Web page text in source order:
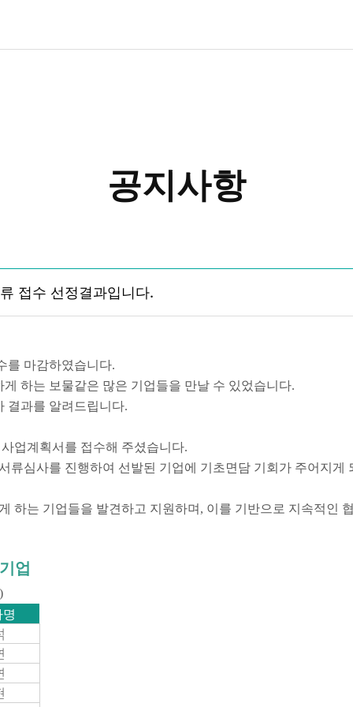
공지사항
접수 선정결과입니다.
를 마감하였습니다.
하는 보물같은 많은 기업들을 만날 수 있었습니다.
결과를 알려드립니다.
업계획서를 접수해 주셨습니다.
류심사를 진행하여 선발된 기업에 기초면담 기회가 주어지게
하는 기업들을 발견하고 지원하며, 이를 기반으로 지속적인
업